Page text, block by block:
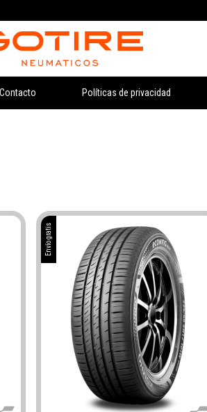
Contacto Políticas de privacidad
Envío gratis